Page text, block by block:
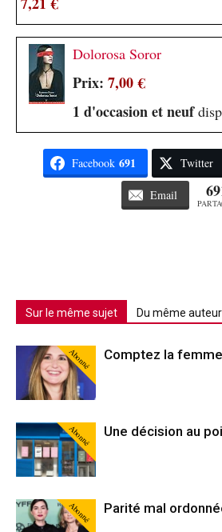
Dolorosa Soror
Prix: 7,00 €
1 d'occasion et neuf
Facebook 691 Twitter
Email
Sur le même sujet Du même auteur
Abonné Comptez la
Abonné Une décision au
Abonné Parité mal